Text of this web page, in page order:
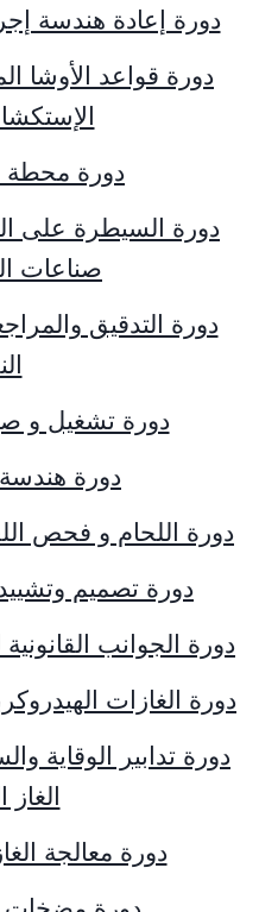
دورة إعادة هندسة
دورة قواعد الأوشا
دورة محطة
دورة السيطرة على
صناعات
دورة التدقيق
دورة تشغيل و
دورة هندسة
دورة اللحام و فحص
دورة تصميم وتشييد
دورة الجوانب
دورة الغازات
دورة تدابير الوقاية
الغاز
دورة معالجة